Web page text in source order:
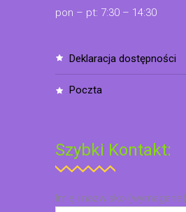
pon – pt: 7:30 – 14:30
deklaracja dostępności
poczta
Szybki Kontakt:
Imię i nazwisko (wymagane)